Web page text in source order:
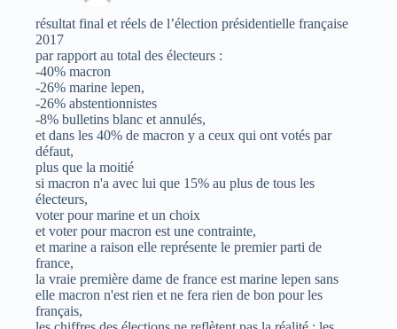
résultat final et réels de l’élection présidentielle française
2017
par rapport au total des électeurs :
-40% macron
-26% marine lepen,
-26% abstentionnistes
-8% bulletins blanc et annulés,
et dans les 40% de macron y a ceux qui ont votés par
défaut,
plus que la moitié
si macron n'a avec lui que 15% au plus de tous les
électeurs,
voter pour marine et un choix
et voter pour macron est une contrainte,
et marine a raison elle représente le premier parti de
france,
la vraie première dame de france est marine lepen sans
elle macron n'est rien et ne fera rien de bon pour les
français,